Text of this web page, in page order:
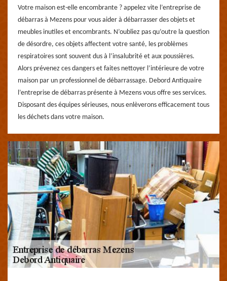
Votre maison est-elle encombrante ? appelez vite l’entreprise de
débarras à Mezens pour vous aider à débarrasser des objets et
meubles inutiles et encombrants. N’oubliez pas qu’outre la question
de désordre, ces objets affectent votre santé, les problèmes
respiratoires sont souvent dus à l’insalubrité et aux poussières.
Alors prévenez ces dangers et faites nettoyer l’intérieure de votre
maison par un professionnel de débarrassage. Debord Antiquaire
l’entreprise de débarras présente à Mezens vous offre ses services.
Disposant des équipes sérieuses, nous enlèverons efficacement tous
les déchets dans votre maison.